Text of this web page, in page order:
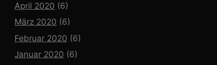
April 2020 (6)
März 2020 (6)
Februar 2020 (6)
Januar 2020 (6)